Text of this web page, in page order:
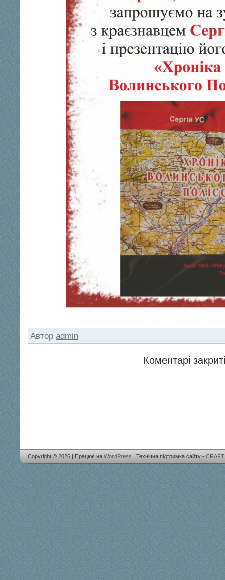
Автор admin
Коментарі
Copyright © 2026 | Працює на WordPress | Технічна підтримка сайту -